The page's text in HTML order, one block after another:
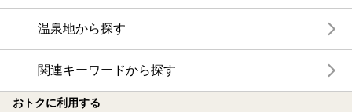
温泉地から探す
関連キーワードから探す
おトクに利用する